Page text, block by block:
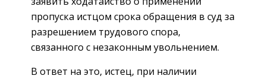
пропуска истцом срока обращения в суд за
разрешением трудового спора,
связанного с незаконным увольнением.
В ответ на это, истец, при наличии